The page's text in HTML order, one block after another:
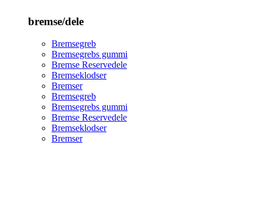
bremse/dele
Bremsegreb
Bremsegrebs gummi
Bremse Reservedele
Bremseklodser
Bremser
Bremsegreb
Bremsegrebs gummi
Bremse Reservedele
Bremseklodser
Bremser